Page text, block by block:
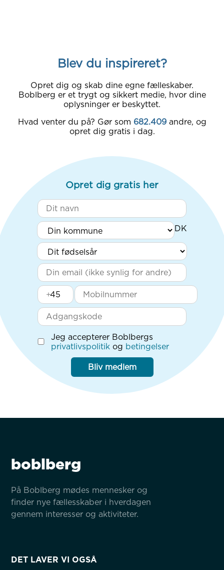
Blev du inspireret?
Opret dig og skab dine egne fælleskaber.
Boblberg er et trygt og sikkert medie, hvor dine
oplysninger er beskyttet.
Hvad venter du på? Gør som 682.409 andre, og
opret dig gratis i dag.
Opret dig gratis her
+
Jeg accepterer Boblbergs
privatlivspolitik og betingelser
Bliv medlem
boblberg
På Boblberg mødes mennesker og
finder nye fællesskaber i hverdagen
gennem interesser og aktiviteter.
DET LAVER VI OGSÅ